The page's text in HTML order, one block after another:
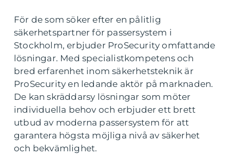
För de som söker efter en pålitlig
säkerhetspartner för passersystem i
Stockholm, erbjuder ProSecurity omfattande
lösningar. Med specialistkompetens och
bred erfarenhet inom säkerhetsteknik är
ProSecurity en ledande aktör på marknaden.
De kan skräddarsy lösningar som möter
individuella behov och erbjuder ett brett
utbud av moderna passersystem för att
garantera högsta möjliga nivå av säkerhet
och bekvämlighet.